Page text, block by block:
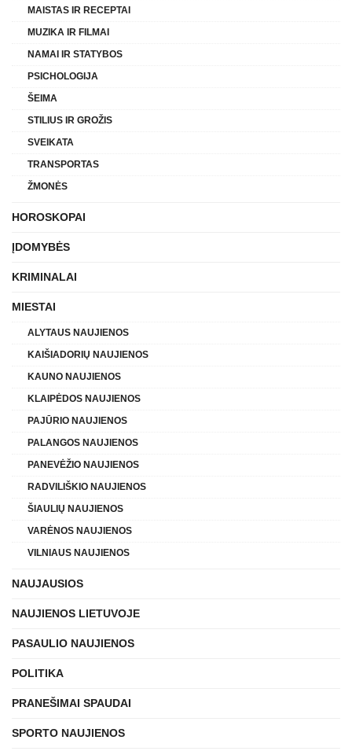
MAISTAS IR RECEPTAI
MUZIKA IR FILMAI
NAMAI IR STATYBOS
PSICHOLOGIJA
ŠEIMA
STILIUS IR GROŽIS
SVEIKATA
TRANSPORTAS
ŽMONĖS
HOROSKOPAI
ĮDOMYBĖS
KRIMINALAI
MIESTAI
ALYTAUS NAUJIENOS
KAIŠIADORIŲ NAUJIENOS
KAUNO NAUJIENOS
KLAIPĖDOS NAUJIENOS
PAJŪRIO NAUJIENOS
PALANGOS NAUJIENOS
PANEVĖŽIO NAUJIENOS
RADVILIŠKIO NAUJIENOS
ŠIAULIŲ NAUJIENOS
VARĖNOS NAUJIENOS
VILNIAUS NAUJIENOS
NAUJAUSIOS
NAUJIENOS LIETUVOJE
PASAULIO NAUJIENOS
POLITIKA
PRANEŠIMAI SPAUDAI
SPORTO NAUJIENOS